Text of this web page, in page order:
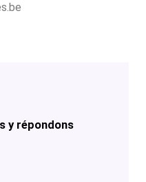
y répondons